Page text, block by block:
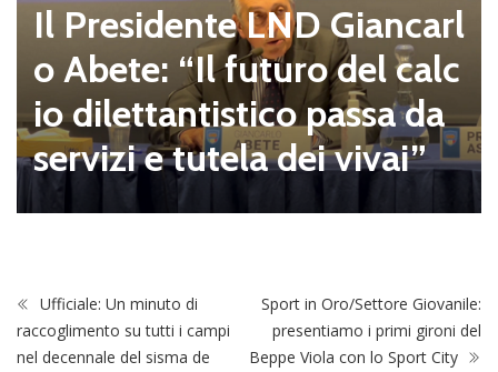
Il Presidente LND Giancarl
o Abete: “Il futuro del calc
io dilettantistico passa da
servizi e tutela dei vivai”
Ufficiale: Un minuto di
raccoglimento su tutti i campi
nel decennale del sisma de
Sport in Oro/Settore Giovanile:
presentiamo i primi gironi del
Beppe Viola con lo Sport City